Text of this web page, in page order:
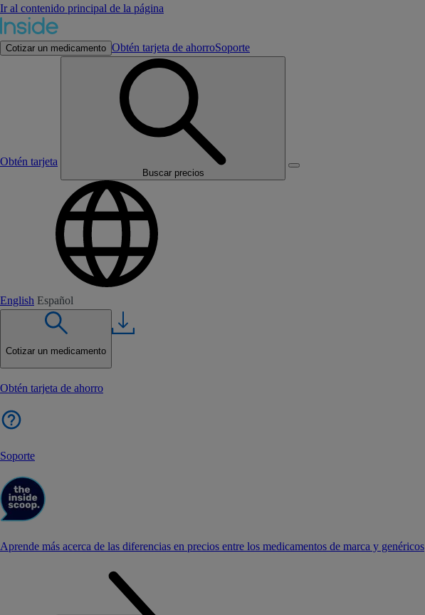
Ir al contenido principal de la página
Cotizar un medicamento Obtén tarjeta de ahorroSoporte
Obtén tarjeta
Buscar precios
English Español
Cotizar un medicamento
Obtén tarjeta de ahorro
Soporte
Aprende más acerca de las diferencias en precios entre los medicamentos de marca y genéricos